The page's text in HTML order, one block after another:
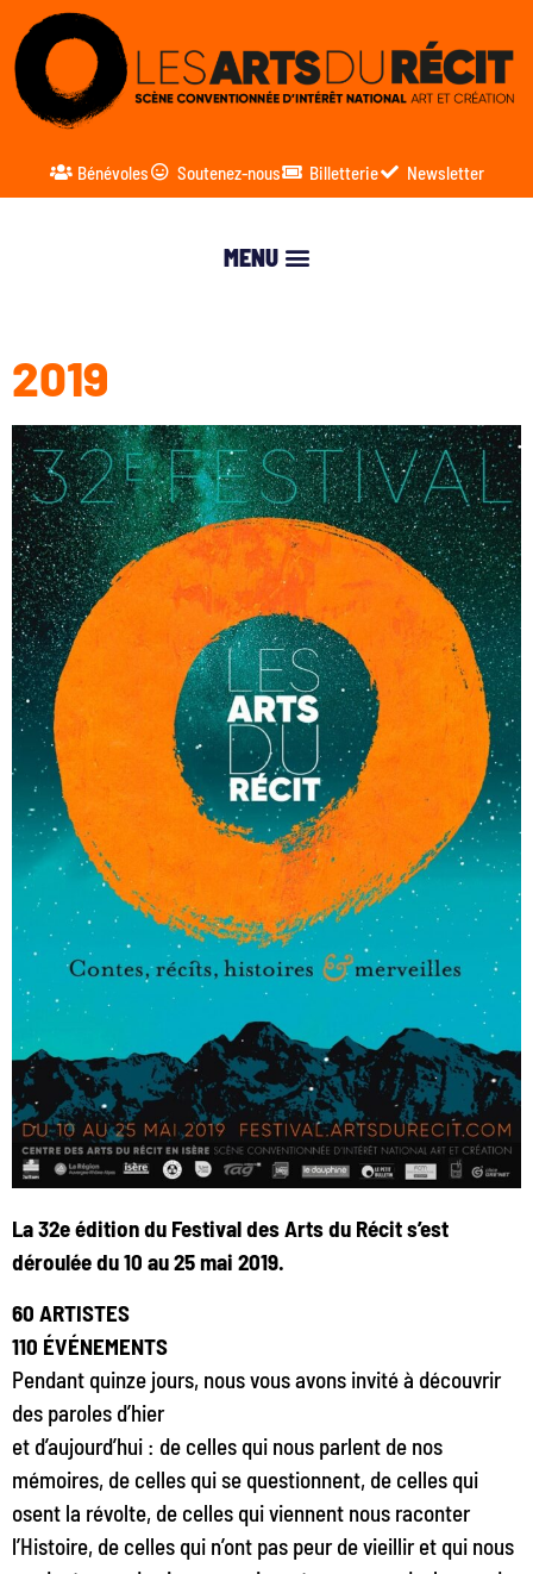
Bénévoles Soutenez-nous Billetterie Newsletter
2019
La 32e édition du Festival des Arts du Récit s’est
déroulée du 10 au 25 mai 2019.
60 ARTISTES
110 ÉVÉNEMENTS
Pendant quinze jours, nous vous avons invité à découvrir
des paroles d’hier
et d’aujourd’hui : de celles qui nous parlent de nos
mémoires, de celles qui se questionnent, de celles qui
osent la révolte, de celles qui viennent nous raconter
l’Histoire, de celles qui n’ont pas peur de vieillir et qui nous